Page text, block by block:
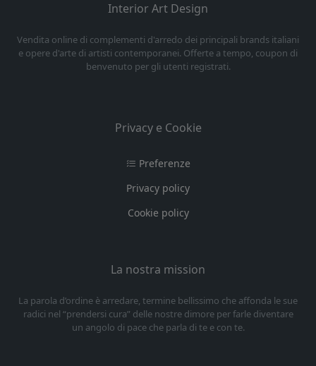
Interior Art Design
Vendita online di complementi d'arredo dei principali brands italiani
e opere d'arte di artisti contemporanei. Offerte a tempo, coupon di
benvenuto per gli utenti registrati.
Privacy e Cookie
Preferenze
Privacy policy
Cookie policy
La nostra mission
La parola d’ordine è arredare, termine bellissimo che affonda le sue
radici nel “prendersi cura” delle nostre dimore per farle diventare
un angolo di pace che parla di te e con te.